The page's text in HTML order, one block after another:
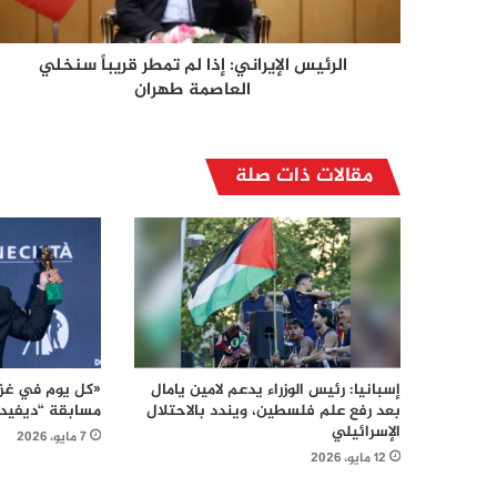
الرئيس الإيراني: إذا لم تمطر قريباً سنخلي
العاصمة طهران
مقالات ذات صلة
إسبانيا: رئيس الوزراء يدعم لامين يامال
بعد رفع علم فلسطين، ويندد بالاحتلال
الإسرائيلي
12 مايو، 2026
«كل يوم في
مسابقة
7 مايو، 2026